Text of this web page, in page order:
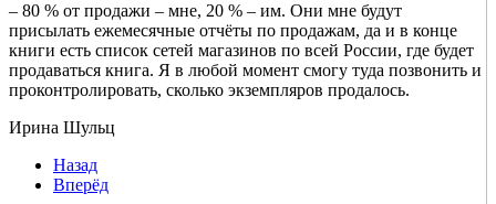
– 80 % от продажи – мне, 20 % – им. Они мне будут
присылать ежемесячные отчёты по продажам, да и в конце
книги есть список сетей магазинов по всей России, где будет
продаваться книга. Я в любой момент смогу туда позвонить и
проконтролировать, сколько экземпляров продалось.
Ирина Шульц
Назад
Вперёд